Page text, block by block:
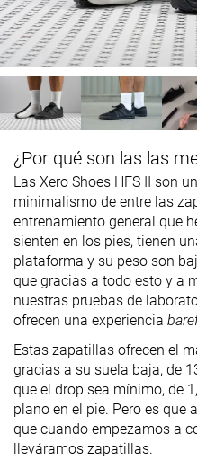
¿Por qué son las las
Las Xero Shoes HFS II son
minimalismo de entre las
entrenamiento general que
sienten en los pies, tienen
plataforma y su peso son
que gracias a todo esto y a
nuestras pruebas de
ofrecen una experiencia
Estas zapatillas ofrecen el
gracias a su suela baja, de
que el drop sea mínimo, de
plano en el pie. Pero es que
que cuando empezamos a
lleváramos zapatillas.